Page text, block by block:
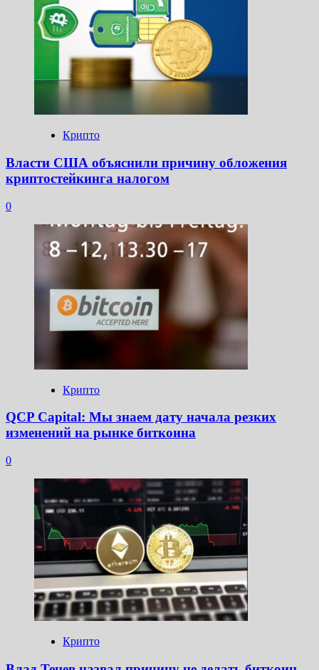
Крипто
Власти США объяснили причину обложения
криптостейкинга налогом
0
Крипто
QCP Capital: Мы знаем дату начала резких
изменений на рынке биткоина
0
Крипто